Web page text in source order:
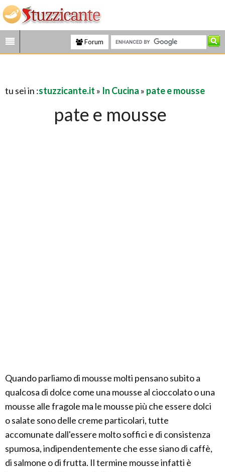
Forum
tu sei in :stuzzicante.it » In Cucina » pate e mousse
pate e mousse
Quando parliamo di mousse molti pensano subito a
qualcosa di dolce come una mousse al cioccolato o una
mousse alle fragole ma le mousse più che essere dolci
o salate sono delle creme particolari, tutte
accomunate dall'essere molto soffici e di consistenza
spumosa, indipendentemente che esse siano di caffè,
di salmone o di frutta. Il termine mousse infatti è